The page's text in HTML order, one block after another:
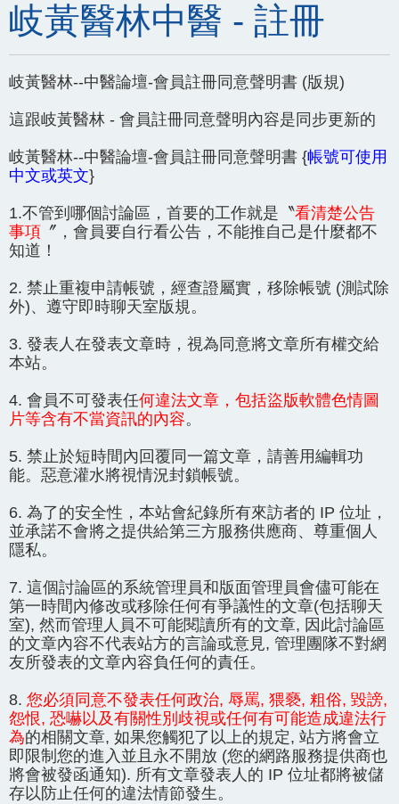
岐黃醫林中醫 - 註冊
岐黃醫林--中醫論壇-會員註冊同意聲明書 (版規)
這跟岐黃醫林 - 會員註冊同意聲明內容是同步更新的
岐黃醫林--中醫論壇-會員註冊同意聲明書 {帳號可使用
中文或英文}
1.不管到哪個討論區，首要的工作就是〝看清楚公告
事項 〞，會員要自行看公告，不能推自己是什麼都不
知道！
2. 禁止重複申請帳號，經查證屬實，移除帳號 (測試除
外)、遵守即時聊天室版規。
3. 發表人在發表文章時，視為同意將文章所有權交給
本站。
4. 會員不可發表任何違法文章，包括盜版軟體色情圖
片等含有不當資訊的內容。
5. 禁止於短時間內回覆同一篇文章，請善用編輯功
能。惡意灌水將視情況封鎖帳號。
6. 為了的安全性，本站會紀錄所有來訪者的 IP 位址，
並承諾不會將之提供給第三方服務供應商、尊重個人
隱私。
7. 這個討論區的系統管理員和版面管理員會儘可能在
第一時間內修改或移除任何有爭議性的文章(包括聊天
室), 然而管理人員不可能閱讀所有的文章, 因此討論區
的文章內容不代表站方的言論或意見, 管理團隊不對網
友所發表的文章內容負任何的責任。
8. 您必須同意不發表任何政治, 辱罵, 猥褻, 粗俗, 毀謗,
怨恨, 恐嚇以及有關性別歧視或任何有可能造成違法行
為的相關文章, 如果您觸犯了以上的規定, 站方將會立
即限制您的進入並且永不開放 (您的網路服務提供商也
將會被發函通知). 所有文章發表人的 IP 位址都將被儲
存以防止任何的違法情節發生。